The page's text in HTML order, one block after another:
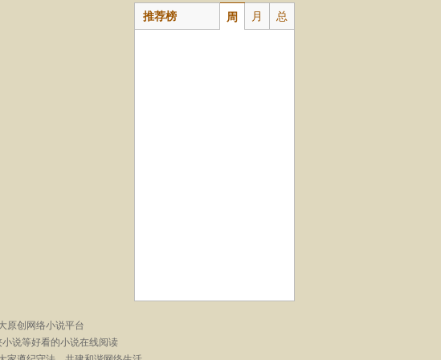
推荐榜 周 月 总
原创网络小说平台
说等好看的小说在线阅读